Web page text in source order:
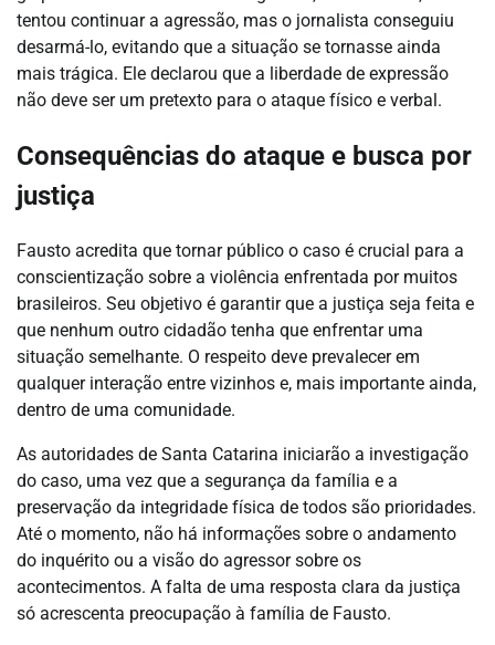
tentou continuar a agressão, mas o jornalista conseguiu
desarmá-lo, evitando que a situação se tornasse ainda
mais trágica. Ele declarou que a liberdade de expressão
não deve ser um pretexto para o ataque físico e verbal.
Consequências do ataque e busca por
justiça
Fausto acredita que tornar público o caso é crucial para a
conscientização sobre a violência enfrentada por muitos
brasileiros. Seu objetivo é garantir que a justiça seja feita e
que nenhum outro cidadão tenha que enfrentar uma
situação semelhante. O respeito deve prevalecer em
qualquer interação entre vizinhos e, mais importante ainda,
dentro de uma comunidade.
As autoridades de Santa Catarina iniciarão a investigação
do caso, uma vez que a segurança da família e a
preservação da integridade física de todos são prioridades.
Até o momento, não há informações sobre o andamento
do inquérito ou a visão do agressor sobre os
acontecimentos. A falta de uma resposta clara da justiça
só acrescenta preocupação à família de Fausto.